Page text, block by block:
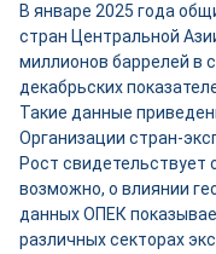
В январе 2025 года
стран Центральной
миллионов баррелей в
декабрьских
Такие данные
Организации стран-
Рост свидетельствует
возможно, о влиянии
данных ОПЕК
различных секторах